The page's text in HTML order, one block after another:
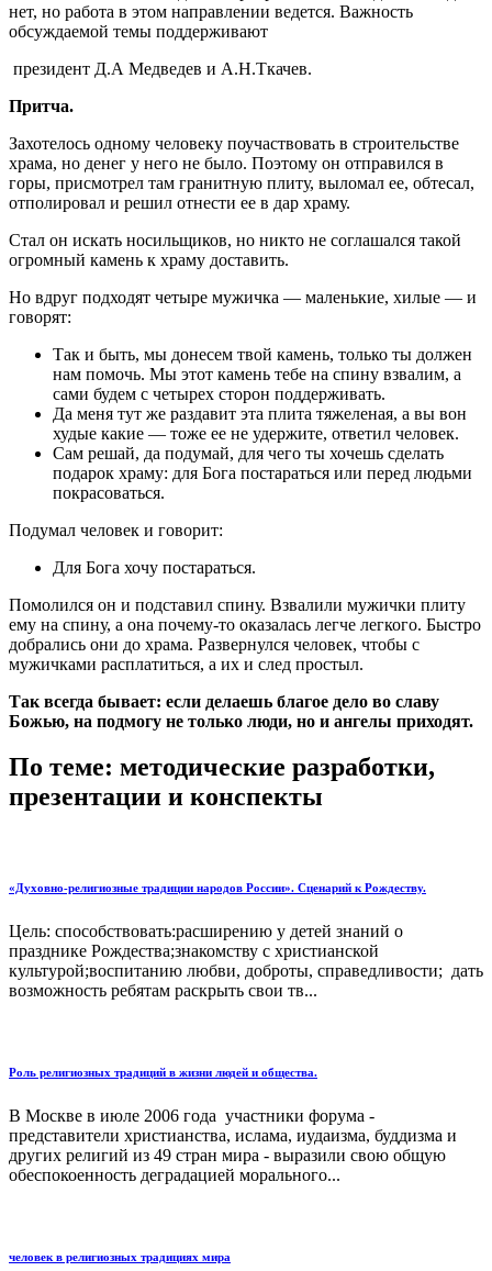
нет, но работа в этом направлении ведется. Важность
обсуждаемой темы поддерживают
президент Д.А Медведев и А.Н.Ткачев.
Притча.
Захотелось одному человеку поучаствовать в строительстве
храма, но денег у него не было. Поэтому он отправился в
горы, присмотрел там гранитную плиту, выломал ее, обтесал,
отполировал и решил отнести ее в дар храму.
Стал он искать носильщиков, но никто не соглашался такой
огромный камень к храму доставить.
Но вдруг подходят четыре мужичка — маленькие, хилые — и
говорят:
Так и быть, мы донесем твой камень, только ты должен
нам помочь. Мы этот камень тебе на спину взвалим, а
сами будем с четырех сторон поддерживать.
Да меня тут же раздавит эта плита тяжеленая, а вы вон
худые какие — тоже ее не удержите, ответил человек.
Сам решай, да подумай, для чего ты хочешь сделать
подарок храму: для Бога постараться или перед людьми
покрасоваться.
Подумал человек и говорит:
Для Бога хочу постараться.
Помолился он и подставил спину. Взвалили мужички плиту
ему на спину, а она почему-то оказалась легче легкого. Быстро
добрались они до храма. Развернулся человек, чтобы с
мужичками расплатиться, а их и след простыл.
Так всегда бывает: если делаешь благое дело во славу
Божью, на подмогу не только люди, но и ангелы приходят.
По теме: методические разработки,
презентации и конспекты
«Духовно-религиозные традиции народов России». Сценарий к Рождеству.
Цель: способствовать:расширению у детей знаний о
празднике Рождества;знакомству с христианской
культурой;воспитанию любви, доброты, справедливости; дать
возможность ребятам раскрыть свои тв...
Роль религиозных традиций в жизни людей и общества.
В Москве в июле 2006 года участники форума -
представители христианства, ислама, иудаизма, буддизма и
других религий из 49 стран мира - выразили свою общую
обеспокоенность деградацией морального...
человек в религиозных традициях мира